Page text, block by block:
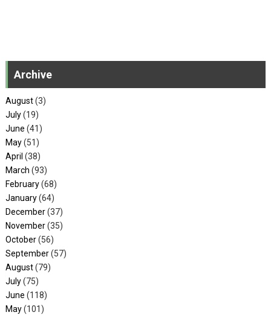
Archive
August(3)
July(19)
June (41)
May(51)
April (38)
March (93)
February(68)
January(64)
December(37)
November(35)
October(56)
September(57)
August(79)
July(75)
June (118)
May(101)